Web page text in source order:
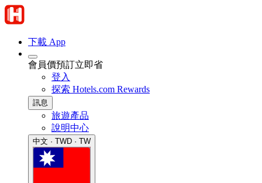
下載 App
會員價預訂立即省
登入
探索 Hotels.com Rewards
訊息
旅遊產品
說明中心
中文 · TWD · TW